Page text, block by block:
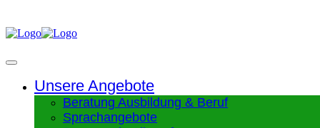
Unsere Angebote
Beratung Ausbildung & Beruf
Sprachangebote